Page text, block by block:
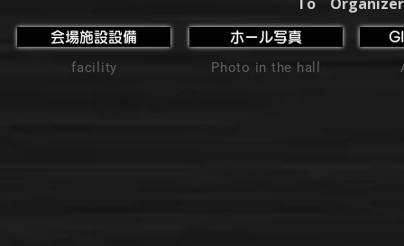
会場施設設備
facility
ホール写真
Photo in the hall